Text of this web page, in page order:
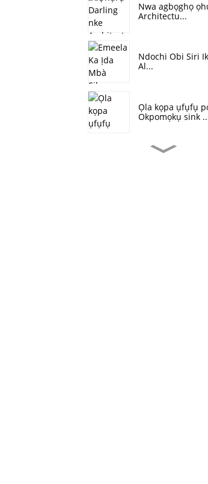
Nwa agbọghọ
Architectu...
Ndochi Obi Siri
Al...
Ọla kọpa ụfụfụ
Okpomọkụ sink
Kedu ka esi